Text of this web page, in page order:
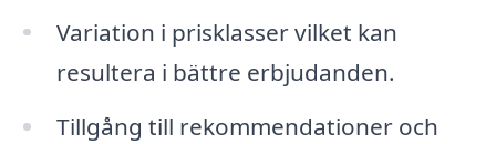
Variation i prisklasser vilket kan
resultera i bättre erbjudanden.
Tillgång till rekommendationer och